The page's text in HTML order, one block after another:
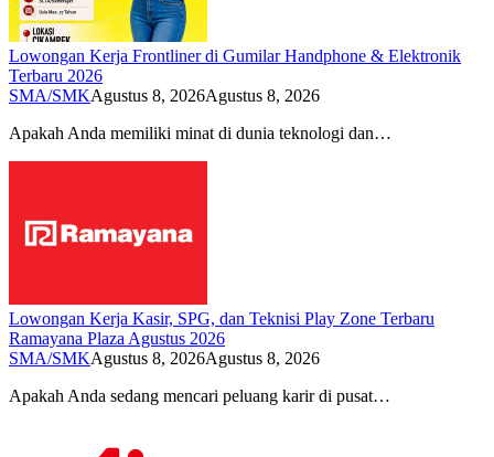
Lowongan Kerja Frontliner di Gumilar Handphone & Elektronik
Terbaru 2026
SMA/SMKAgustus 8, 2026Agustus 8, 2026
Apakah Anda memiliki minat di dunia teknologi dan…
Lowongan Kerja Kasir, SPG, dan Teknisi Play Zone Terbaru
Ramayana Plaza Agustus 2026
SMA/SMKAgustus 8, 2026Agustus 8, 2026
Apakah Anda sedang mencari peluang karir di pusat…